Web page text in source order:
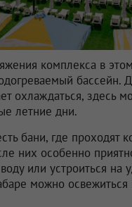
комплекса в этом
бассейн.
охлаждаться, здесь
летние дни.
бани, где проходят
них особенно
или устроиться на
можно